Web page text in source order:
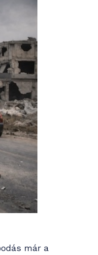
már a